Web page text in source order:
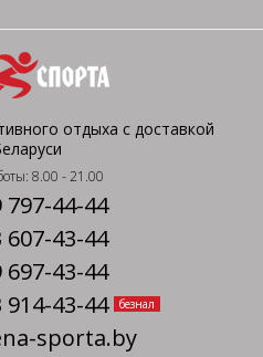
отдыха с доставкой
8.00 - 21.00
797-44-44
607-43-44
697-43-44
914-43-44
безнал
sporta.by